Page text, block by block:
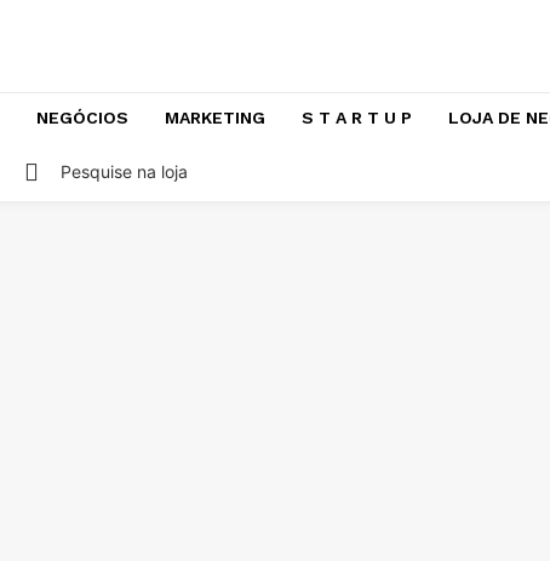
NEGÓCIOS MARKETING S T A R T U P LOJA DE
Pesquise na loja